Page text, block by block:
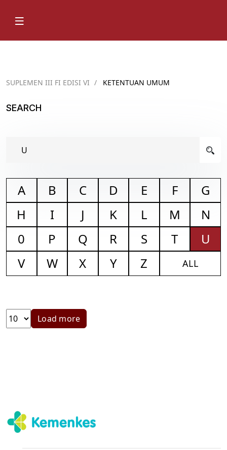
SUPLEMEN III FI EDISI VI / KETENTUAN UMUM
SEARCH
A B C D E F
G
H
I J K L M
N
0
P Q R S T
U
V
W X Y Z ALL
Load more